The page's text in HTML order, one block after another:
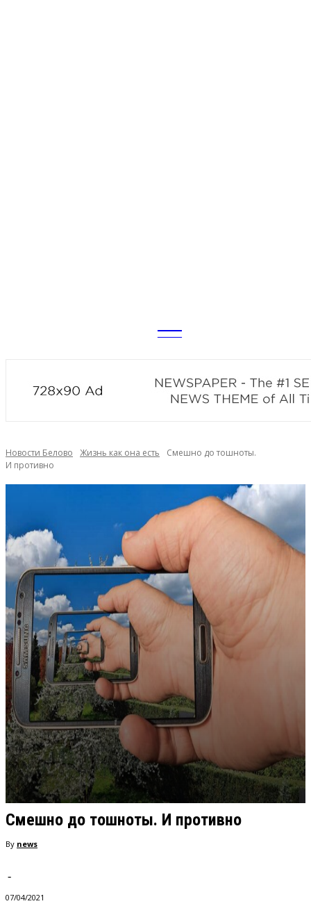
news
Новости Белово Жизнь как она есть
Смешно до тошноты.
И противно
Смешно до тошноты. И противно
By news
-
07/04/2021